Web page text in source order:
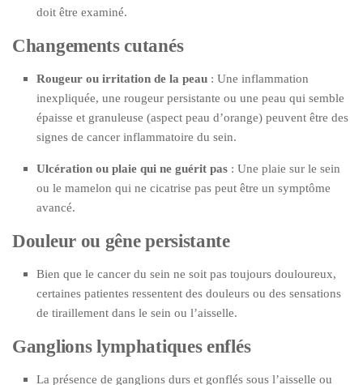
doit être examiné.
Changements cutanés
Rougeur ou irritation de la peau : Une inflammation
inexpliquée, une rougeur persistante ou une peau qui semble
épaisse et granuleuse (aspect peau d’orange) peuvent être des
signes de cancer inflammatoire du sein.
Ulcération ou plaie qui ne guérit pas : Une plaie sur le sein
ou le mamelon qui ne cicatrise pas peut être un symptôme
avancé.
Douleur ou gêne persistante
Bien que le cancer du sein ne soit pas toujours douloureux,
certaines patientes ressentent des douleurs ou des sensations
de tiraillement dans le sein ou l’aisselle.
Ganglions lymphatiques enflés
La présence de ganglions durs et gonflés sous l’aisselle ou